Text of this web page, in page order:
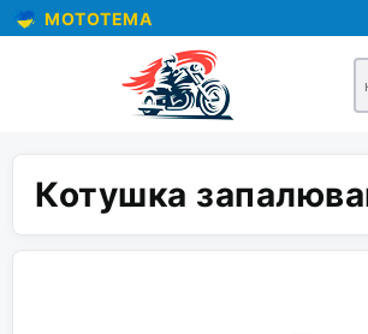
MOTOTEMA
Котушка